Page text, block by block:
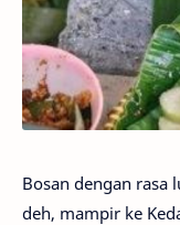
Bosan dengan rasa
deh, mampir ke